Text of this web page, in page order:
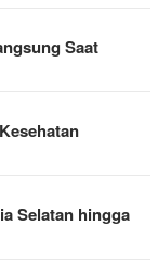
Saat
Selatan hingga